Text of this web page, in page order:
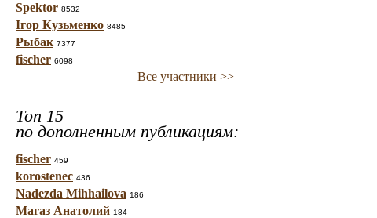
Spektor 8532
Ігор Кузьменко 8485
Рыбак 7377
fischer 6098
Все участники >>
Топ 15
по дополненным публикациям:
fischer 459
korostenec 436
Nadezda Mihhailova 186
Магаз Анатолий 184